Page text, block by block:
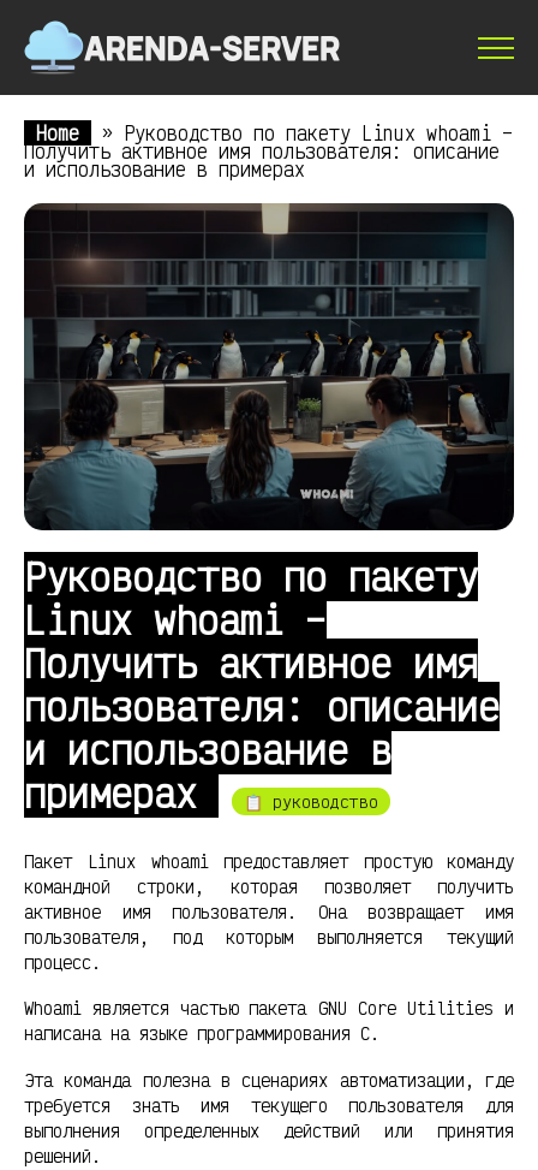
Home » Руководство по пакету Linux whoami –
Получить активное имя пользователя: описание
и использование в примерах
Руководство по пакету
Linux whoami –
Получить активное имя
пользователя: описание
и использование в
примерах
📋 руководство
Пакет Linux whoami предоставляет простую команду
командной строки, которая позволяет получить
активное имя пользователя. Она возвращает имя
пользователя, под которым выполняется текущий
процесс.
Whoami является частью пакета GNU Core Utilities и
написана на языке программирования C.
Эта команда полезна в сценариях автоматизации, где
требуется знать имя текущего пользователя для
выполнения определенных действий или принятия
решений.